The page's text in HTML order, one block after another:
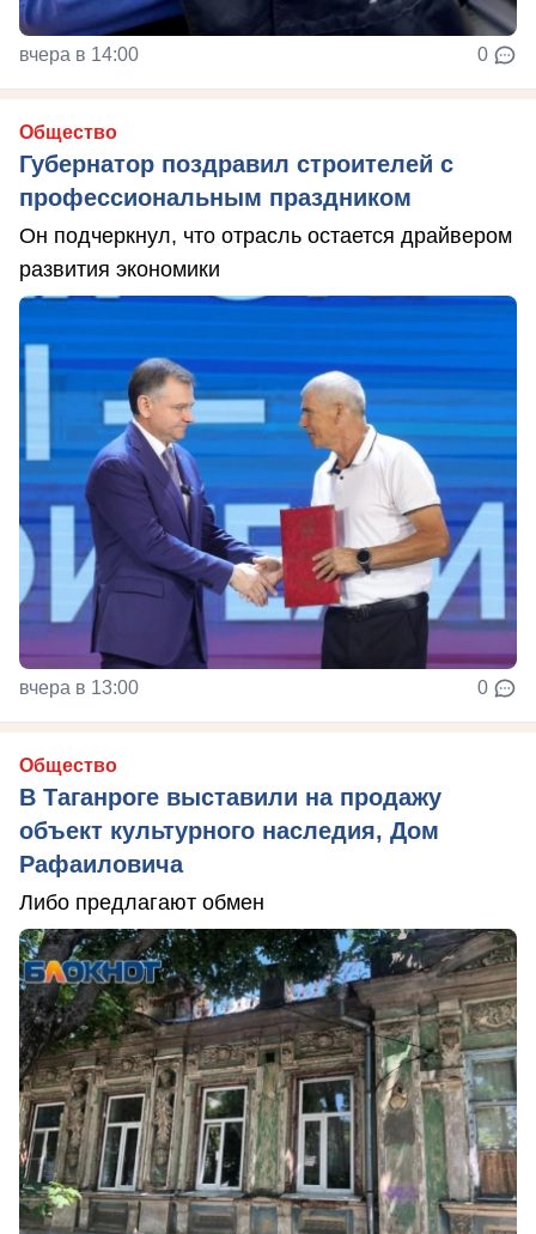
вчера в 14:00 0
Общество
Губернатор поздравил строителей с
профессиональным праздником
Он подчеркнул, что отрасль остается драйвером
развития экономики
вчера в 13:00 0
Общество
В Таганроге выставили на продажу
объект культурного наследия, Дом
Рафаиловича
Либо предлагают обмен